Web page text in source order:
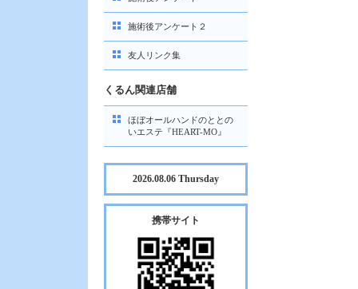
施術後アンケート２
友人リンク集
くるん関連店舗
ほぼオールハンドのととの
いエステ『HEART-MO』
2026.08.06 Thursday
携帯サイト